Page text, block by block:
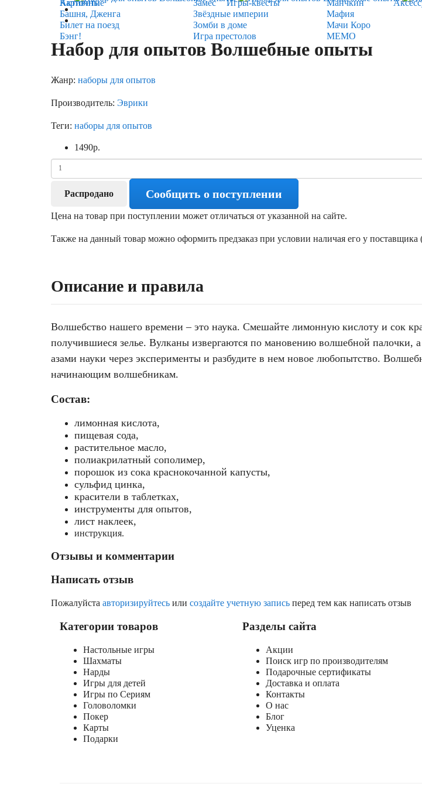
Карточные
Игры-квесты
Активити
Башня, Дженга
Билет на поезд
Бэнг!
Замес
Звёздные империи
Зомби в доме
Игра престолов
Манчкин
Мафия
Мачи Коро
МЕМО
Набор для опытов Волшебные опыты
Жанр: наборы для опытов
Производитель: Эврики
Теги: наборы для опытов
1490р.
Распродано Сообщить о поступлении
Цена на товар при поступлении может отличаться от указанной на сайте.
Также на данный товар можно оформить предзаказ при условии наличая его у поставщика
Описание и правила
Волшебство нашего времени – это наука. Смешайте лимонную кислоту и сок
получившиеся зелье. Вулканы извергаются по мановению волшебной палочки,
азами науки через эксперименты и разбудите в нем новое любопытство.
начинающим волшебникам.
Состав:
лимонная кислота,
пищевая сода,
растительное масло,
полиакрилатный сополимер,
порошок из сока краснокочанной капусты,
сульфид цинка,
красители в таблетках,
инструменты для опытов,
лист наклеек,
инструкция.
Отзывы и комментарии
Написать отзыв
Пожалуйста авторизируйтесь или создайте учетную запись перед тем как написать отзыв
Категории товаров
Настольные игры
Шахматы
Нарды
Игры для детей
Игры по Сериям
Головоломки
Покер
Карты
Подарки
Разделы сайта
Акции
Поиск игр по производителям
Подарочные сертификаты
Доставка и оплата
Контакты
О нас
Блог
Уценка